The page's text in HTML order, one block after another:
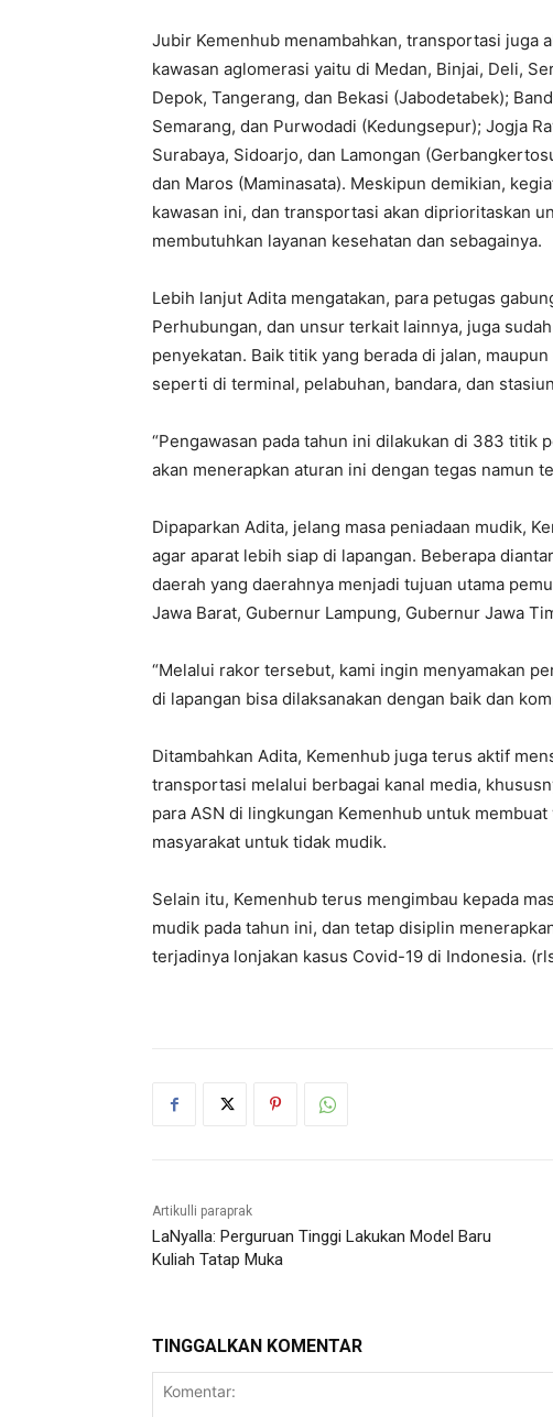
Jubir Kemenhub menambahkan, transportasi juga
kawasan aglomerasi yaitu di Medan, Binjai, Deli,
Depok, Tangerang, dan Bekasi (Jabodetabek);
Semarang, dan Purwodadi (Kedungsepur); Jogja
Surabaya, Sidoarjo, dan Lamongan
dan Maros (Maminasata). Meskipun demikian,
kawasan ini, dan transportasi akan diprioritaskan
membutuhkan layanan kesehatan dan sebagainya.
Lebih lanjut Adita mengatakan, para petugas
Perhubungan, dan unsur terkait lainnya, juga
penyekatan. Baik titik yang berada di jalan,
seperti di terminal, pelabuhan, bandara, dan
“Pengawasan pada tahun ini dilakukan di 383 titik
akan menerapkan aturan ini dengan tegas namun
Dipaparkan Adita, jelang masa peniadaan mudik,
agar aparat lebih siap di lapangan. Beberapa
daerah yang daerahnya menjadi tujuan utama
Jawa Barat, Gubernur Lampung, Gubernur Jawa
“Melalui rakor tersebut, kami ingin menyamakan
di lapangan bisa dilaksanakan dengan baik dan
Ditambahkan Adita, Kemenhub juga terus aktif
transportasi melalui berbagai kanal media,
para ASN di lingkungan Kemenhub untuk
masyarakat untuk tidak mudik.
Selain itu, Kemenhub terus mengimbau kepada
mudik pada tahun ini, dan tetap disiplin
terjadinya lonjakan kasus Covid-19 di Indonesia.
Artikulli paraprak
LaNyalla: Perguruan Tinggi Lakukan Model Baru
Kuliah Tatap Muka
TINGGALKAN KOMENTAR